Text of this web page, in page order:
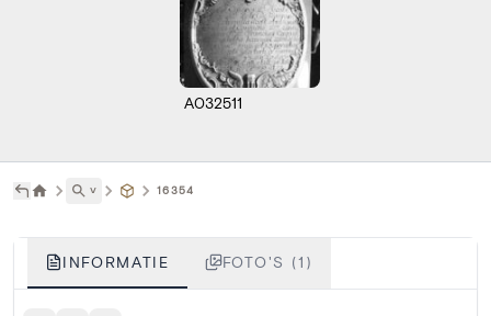
A032511
˅ 16354
INFORMATIE FOTO'S (1)